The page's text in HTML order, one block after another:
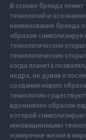
В основе бренда лежит
технологий и
наименование бренда
образом символизируя
технологических
технологических
когда планета
недра, не думая о
создания нового
технологии
вдохновлен образом
которой
инновационными
измерение жизни в